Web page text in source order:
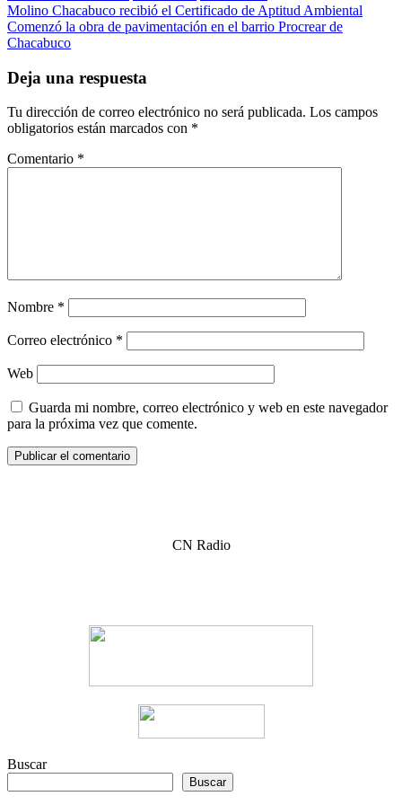
Navegación
de
Molino Chacabuco recibió el Certificado de Aptitud Ambiental
Comenzó la obra de pavimentación en el barrio Procrear de
Chacabuco
Deja una respuesta
Tu dirección de correo electrónico no será publicada. Los campos
obligatorios están marcados con *
Comentario *
Nombre *
Correo electrónico *
Web
Guarda mi nombre, correo electrónico y web en este navegador
para la próxima vez que comente.
CN Radio
Buscar
Buscar